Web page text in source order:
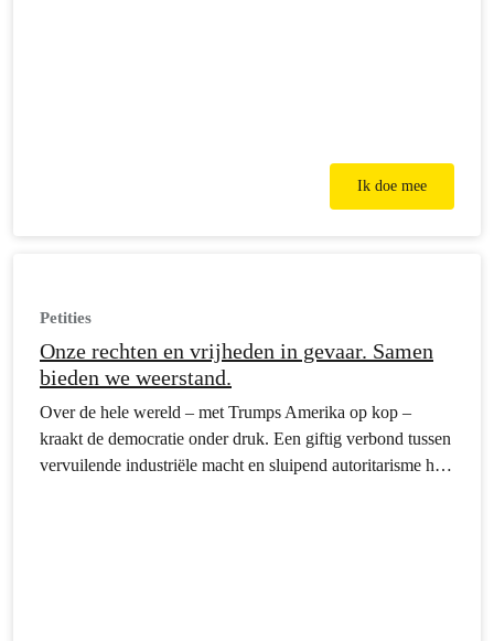
Ik doe mee
Petities
Onze rechten en vrijheden in gevaar. Samen
bieden we weerstand.
Over de hele wereld – met Trumps Amerika op kop –
kraakt de democratie onder druk. Een giftig verbond tussen
vervuilende industriële macht en sluipend autoritarisme holt